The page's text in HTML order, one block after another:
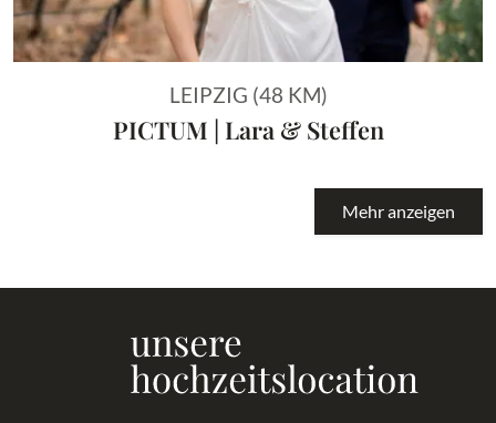
LEIPZIG (48 KM)
PICTUM | Lara & Steffen
Mehr anzeigen